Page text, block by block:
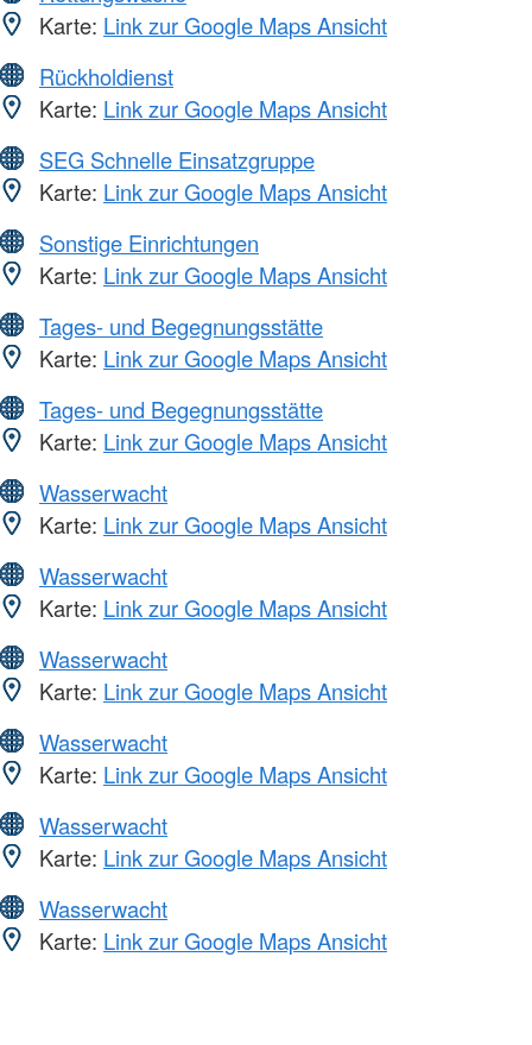
Karte: Link zur Google Maps Ansicht
Rückholdienst
Karte: Link zur Google Maps Ansicht
SEG Schnelle Einsatzgruppe
Karte: Link zur Google Maps Ansicht
Sonstige Einrichtungen
Karte: Link zur Google Maps Ansicht
Tages- und Begegnungsstätte
Karte: Link zur Google Maps Ansicht
Tages- und Begegnungsstätte
Karte: Link zur Google Maps Ansicht
Wasserwacht
Karte: Link zur Google Maps Ansicht
Wasserwacht
Karte: Link zur Google Maps Ansicht
Wasserwacht
Karte: Link zur Google Maps Ansicht
Wasserwacht
Karte: Link zur Google Maps Ansicht
Wasserwacht
Karte: Link zur Google Maps Ansicht
Wasserwacht
Karte: Link zur Google Maps Ansicht